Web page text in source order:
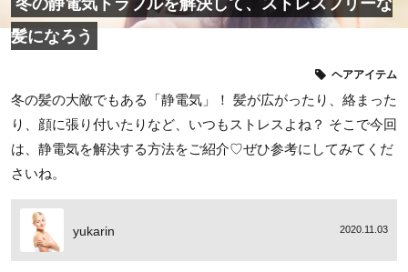
髪になろう
ヘアアイテム
冬の髪の大敵でもある「静電気」！ 髪が広がったり、絡まった
り、顔に張り付いたりなど、いつもストレスよね？ そこで今回
は、静電気を解決する方法をご紹介♡ぜひ参考にしてみてくだ
さいね。
yukarin 2020.11.03